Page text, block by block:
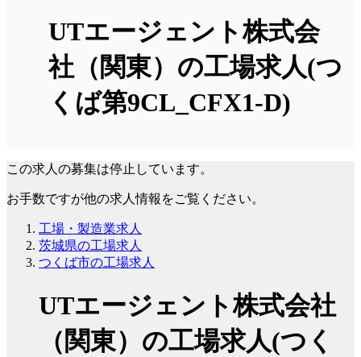
UTエージェント株式会
社（関東）の工場求人(つ
くば第9CL_CFX1-D)
この求人の募集は停止しています。
お手数ですが他の求人情報をご覧ください。
工場・製造業求人
茨城県の工場求人
つくば市の工場求人
UTエージェント株式会社
（関東）の工場求人(つく